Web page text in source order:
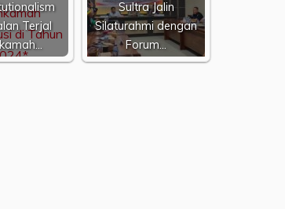
Terjal
Sultra Jalin
Silaturahmi dengan
Forum…